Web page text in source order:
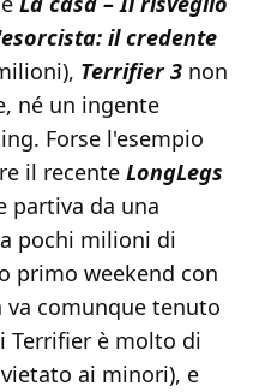
il credente
Terrifier 3 non
né un ingente
Forse l'esempio
il recente LongLegs
partiva da una
pochi milioni di
primo weekend con
comunque tenuto
Terrifier è molto di
ai minori), e